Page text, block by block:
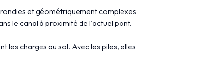
et géométriquement complexes
le canal à proximité de l'actuel pont.
les charges au sol. Avec les piles, elles